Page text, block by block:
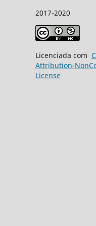
2017-2020
Licenciada com
Attribution-
License